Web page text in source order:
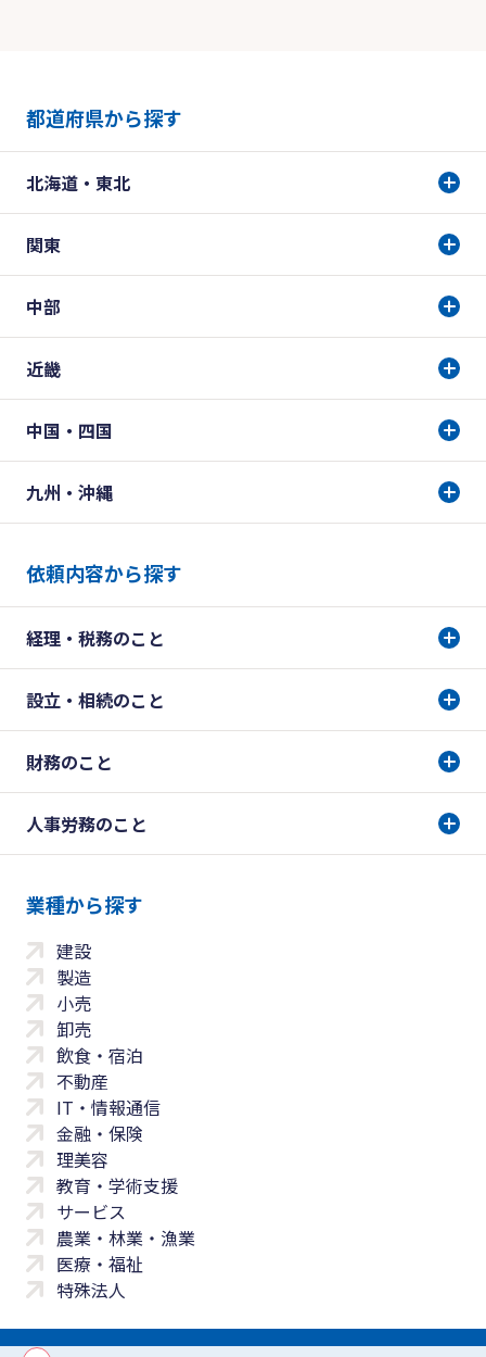
都道府県から探す
北海道・東北
関東
中部
近畿
中国・四国
九州・沖縄
依頼内容から探す
経理・税務のこと
設立・相続のこと
財務のこと
人事労務のこと
業種から探す
建設
製造
小売
卸売
飲食・宿泊
不動産
IT・情報通信
金融・保険
理美容
教育・学術支援
サービス
農業・林業・漁業
医療・福祉
特殊法人